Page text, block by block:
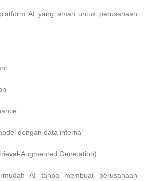
AI yang aman untuk perusahaan
dengan data internal
Augmented Generation)
AI tanpa membuat perusahaan